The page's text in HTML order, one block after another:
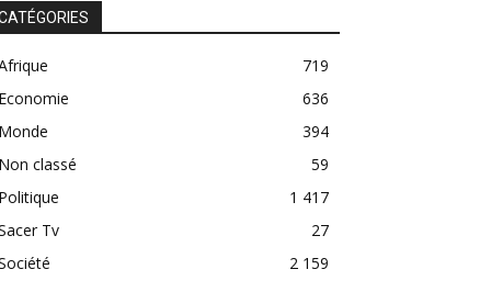
719
636
394
classé
59
1 417
Tv
27
2 159